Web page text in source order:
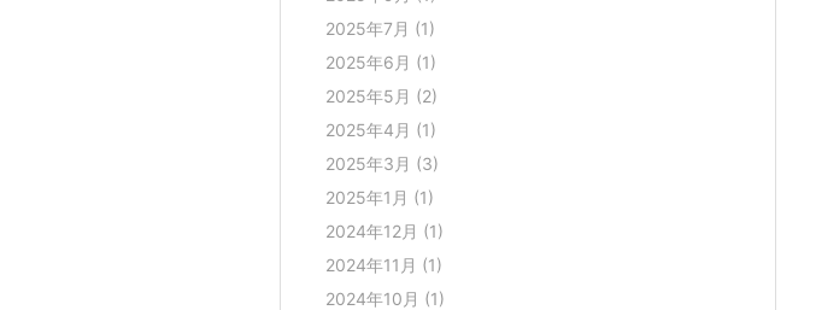
2025年7月 (1)
2025年6月 (1)
2025年5月 (2)
2025年4月 (1)
2025年3月 (3)
2025年1月 (1)
2024年12月 (1)
2024年11月 (1)
2024年10月 (1)